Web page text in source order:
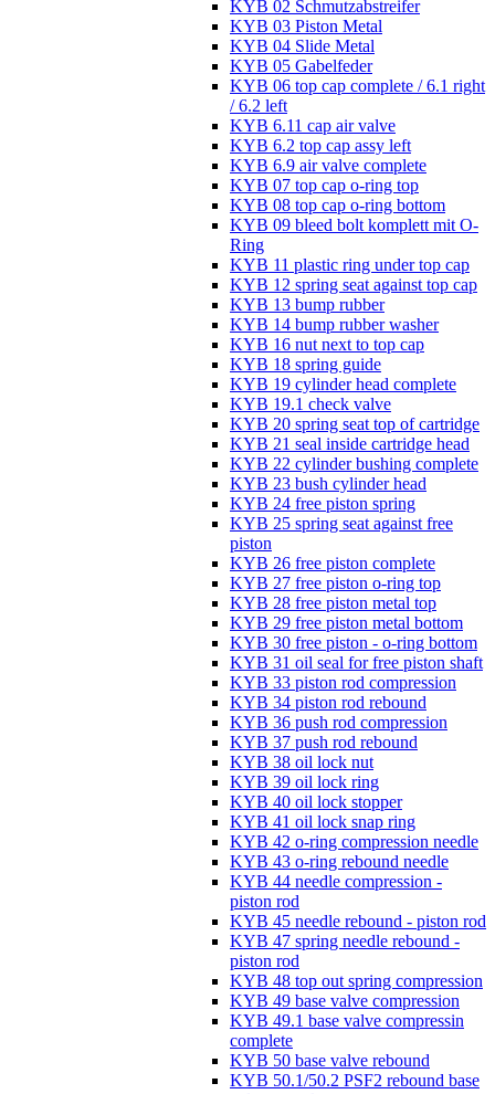
KYB 02 Schmutzabstreifer
KYB 03 Piston Metal
KYB 04 Slide Metal
KYB 05 Gabelfeder
KYB 06 top cap complete / 6.1 right
/ 6.2 left
KYB 6.11 cap air valve
KYB 6.2 top cap assy left
KYB 6.9 air valve complete
KYB 07 top cap o-ring top
KYB 08 top cap o-ring bottom
KYB 09 bleed bolt komplett mit O-
Ring
KYB 11 plastic ring under top cap
KYB 12 spring seat against top cap
KYB 13 bump rubber
KYB 14 bump rubber washer
KYB 16 nut next to top cap
KYB 18 spring guide
KYB 19 cylinder head complete
KYB 19.1 check valve
KYB 20 spring seat top of cartridge
KYB 21 seal inside cartridge head
KYB 22 cylinder bushing complete
KYB 23 bush cylinder head
KYB 24 free piston spring
KYB 25 spring seat against free
piston
KYB 26 free piston complete
KYB 27 free piston o-ring top
KYB 28 free piston metal top
KYB 29 free piston metal bottom
KYB 30 free piston - o-ring bottom
KYB 31 oil seal for free piston shaft
KYB 33 piston rod compression
KYB 34 piston rod rebound
KYB 36 push rod compression
KYB 37 push rod rebound
KYB 38 oil lock nut
KYB 39 oil lock ring
KYB 40 oil lock stopper
KYB 41 oil lock snap ring
KYB 42 o-ring compression needle
KYB 43 o-ring rebound needle
KYB 44 needle compression -
piston rod
KYB 45 needle rebound - piston rod
KYB 47 spring needle rebound -
piston rod
KYB 48 top out spring compression
KYB 49 base valve compression
KYB 49.1 base valve compressin
complete
KYB 50 base valve rebound
KYB 50.1/50.2 PSF2 rebound base